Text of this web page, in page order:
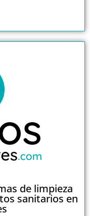
de limpieza
sanitarios en